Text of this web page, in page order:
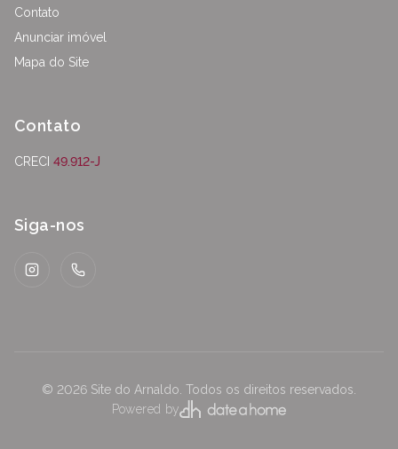
Contato
Anunciar imóvel
Mapa do Site
Contato
CRECI 49.912-J
Siga-nos
InstagramWhatsApp
© 2026 Site do Arnaldo Todos os direitos reservados.
Powered by